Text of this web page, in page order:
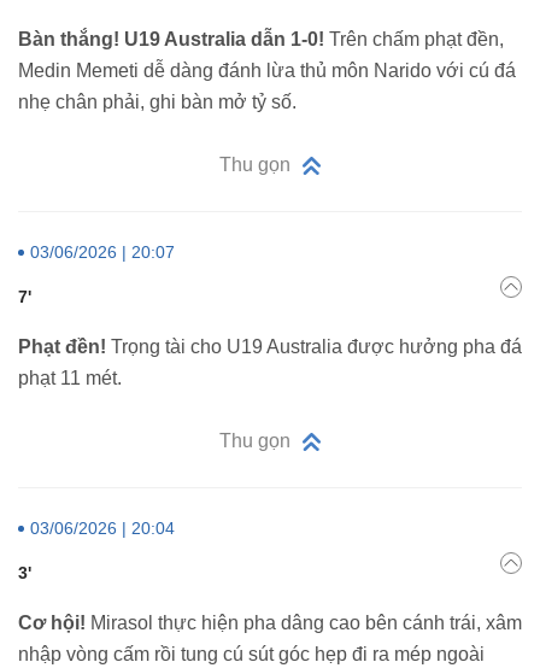
Bàn thắng! U19 Australia dẫn 1-0! Trên chấm phạt đền,
Medin Memeti dễ dàng đánh lừa thủ môn Narido với cú đá
nhẹ chân phải, ghi bàn mở tỷ số.
Thu gọn
03/06/2026 | 20:07
7'
Phạt đền! Trọng tài cho U19 Australia được hưởng pha đá
phạt 11 mét.
Thu gọn
03/06/2026 | 20:04
3'
Cơ hội! Mirasol thực hiện pha dâng cao bên cánh trái, xâm
nhập vòng cấm rồi tung cú sút góc hẹp đi ra mép ngoài